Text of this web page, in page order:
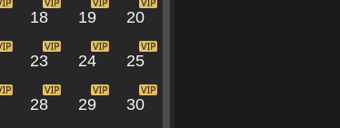
18 19 20
23 24 25
28 29 30